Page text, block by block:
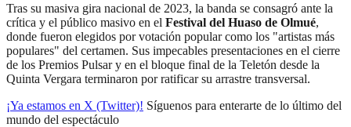
Tras su masiva gira nacional de 2023, la banda se consagró ante la
crítica y el público masivo en el Festival del Huaso de Olmué,
donde fueron elegidos por votación popular como los "artistas más
populares" del certamen. Sus impecables presentaciones en el cierre
de los Premios Pulsar y en el bloque final de la Teletón desde la
Quinta Vergara terminaron por ratificar su arrastre transversal.
¡Ya estamos en X (Twitter)! Síguenos para enterarte de lo último del
mundo del espectáculo